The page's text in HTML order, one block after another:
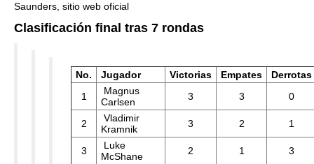
Saunders, sitio web oficial
Clasificación final tras 7 rondas
No. Jugador Victorias Empates
Derrotas
1
Magnus
Carlsen
3 3 0
2
Vladimir
Kramnik
3 2 1
3
Luke
McShane
2 1
3